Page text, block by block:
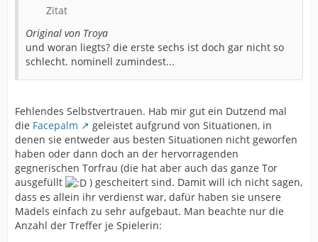
Zitat
Original von Troya
und woran liegts? die erste sechs ist doch gar nicht so
schlecht. nominell zumindest...
Fehlendes Selbstvertrauen. Hab mir gut ein Dutzend mal
die Facepalm
geleistet aufgrund von Situationen, in
denen sie entweder aus besten Situationen nicht geworfen
haben oder dann doch an der hervorragenden
gegnerischen Torfrau (die hat aber auch das ganze Tor
ausgefüllt
) gescheitert sind. Damit will ich nicht sagen,
dass es allein ihr verdienst war, dafür haben sie unsere
Mädels einfach zu sehr aufgebaut. Man beachte nur die
Anzahl der Treffer je Spielerin: